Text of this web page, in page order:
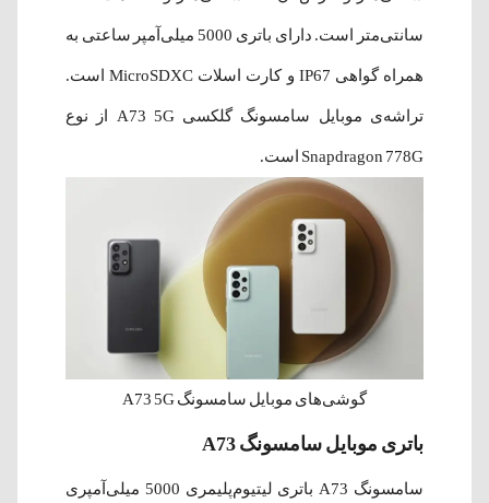
سانتی‌متر است. دارای باتری 5000 میلی‌آمپر ساعتی به
همراه گواهی IP67 و کارت اسلات MicroSDXC است.
تراشه‌ی موبایل سامسونگ گلکسی A73 5G از نوع
Snapdragon 778G است.
گوشی‌های موبایل سامسونگ A73 5G
باتری موبایل سامسونگ A73
سامسونگ A73 باتری لیتیوم‌پلیمری 5000 میلی‌آمپری